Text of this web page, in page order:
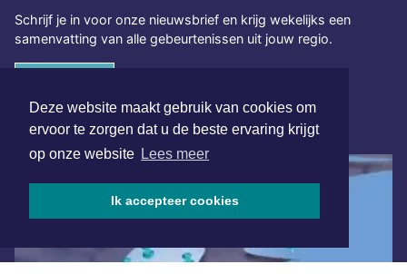
Deze website maakt gebruik van cookies om
ervoor te zorgen dat u de beste ervaring krijgt
op onze website Lees meer
Ik accepteer cookies
Schrijf je in voor onze nieuwsbrief en krijg wekelijks een
samenvatting van alle gebeurtenissen uit jouw regio.
ONLINE DAGBLADEN